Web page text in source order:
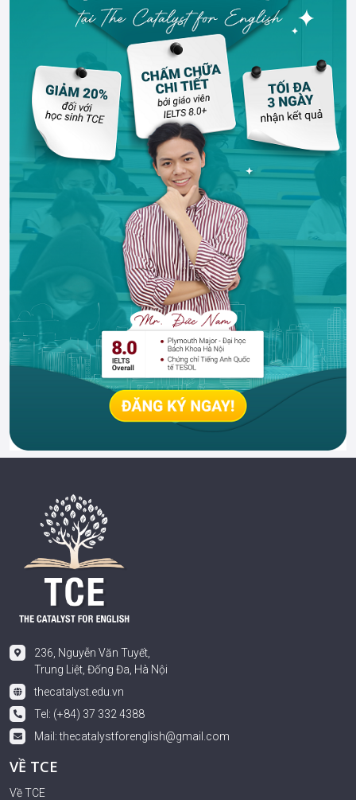
236, Nguyễn Văn Tuyết,
Trung Liệt, Đống Đa, Hà Nội
thecatalyst.edu.vn
Tel: (+84) 37 332 4388
Mail:thecatalystforenglish@gmail.com
VỀ TCE
Về TCE